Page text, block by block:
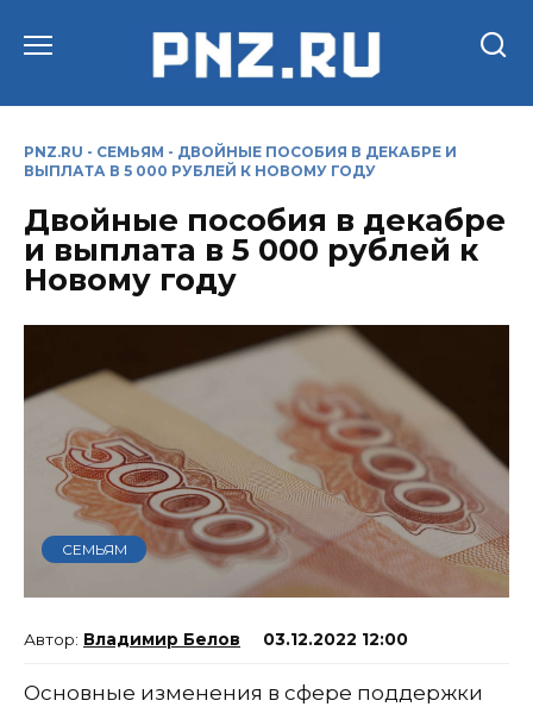
PNZ.RU - СЕМЬЯМ - ДВОЙНЫЕ ПОСОБИЯ В ДЕКАБРЕ И
ВЫПЛАТА В 5 000 РУБЛЕЙ К НОВОМУ ГОДУ
Двойные пособия в декабре
и выплата в 5 000 рублей к
Новому году
СЕМЬЯМ
Владимир Белов 03.12.2022 12:00
Основные изменения в сфере поддержки